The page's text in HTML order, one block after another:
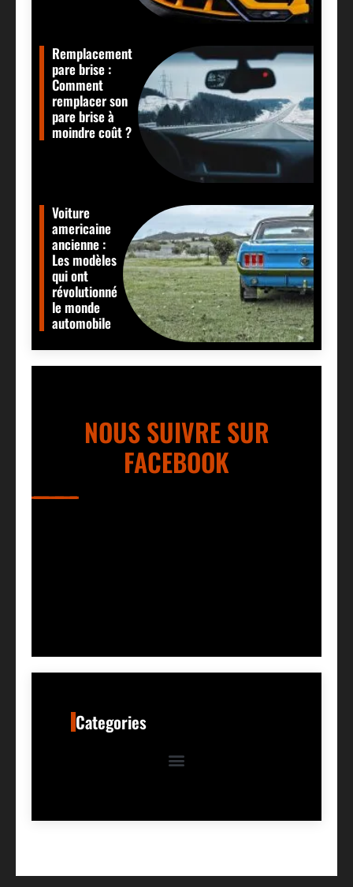
Remplacement
pare brise :
Comment
remplacer son
pare brise à
moindre coût ?
Voiture
americaine
ancienne :
Les modèles
qui ont
révolutionné
le monde
automobile
NOUS SUIVRE SUR
FACEBOOK
Categories